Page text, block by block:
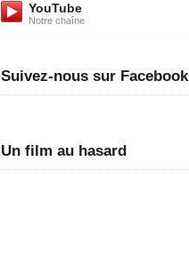
YouTube
Notre chaîne
Suivez-nous sur Facebook
Un film au hasard